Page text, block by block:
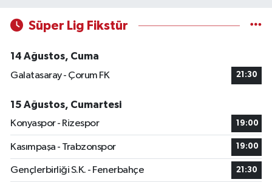
Süper Lig Fikstür
14 Ağustos, Cuma
Galatasaray - Çorum FK
21:30
15 Ağustos, Cumartesi
Konyaspor - Rizespor
19:00
Kasımpaşa - Trabzonspor 19:00
Gençlerbirliği S.K. - Fenerbahçe 21:30